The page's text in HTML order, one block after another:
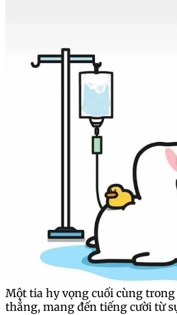
Một tia hy vọng cuối cùng
thẳng, mang đến tiếng cười từ